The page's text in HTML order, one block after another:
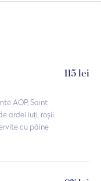
AOP, Saint
ardei iuți, roșii
cu pâine
115 lei